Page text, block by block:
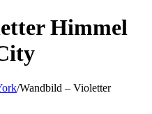
Himmel
/Wandbild – Violetter